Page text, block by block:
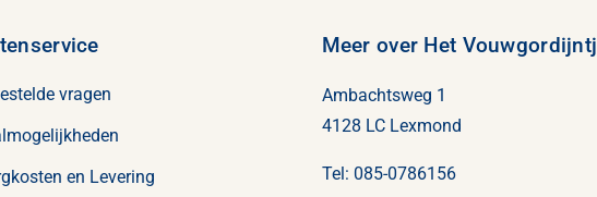
vragen
en Levering
Meer over Het
Ambachtsweg 1
4128 LC Lexmond
Tel: 085-0786156